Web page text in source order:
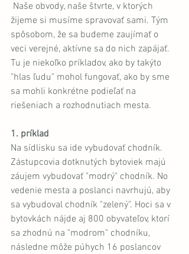
žijeme si musíme spravovať sami. Tým
spôsobom, že sa budeme zaujímať o
veci verejné, aktívne sa do nich zapájať.
Tu je niekoľko príkladov, ako by takýto
"hlas ľudu" mohol fungovať, ako by sme
sa mohli konkrétne podieľať na
riešeniach a rozhodnutiach mesta.
1. príklad
Na sídlisku sa ide vybudovať chodník.
Zástupcovia dotknutých bytoviek majú
záujem vybudovať "modrý" chodník. No
vedenie mesta a poslanci navrhujú, aby
sa vybudoval chodník "zelený". Hoci sa v
bytovkách nájde aj 800 obyvateľov, ktorí
sa zhodnú na "modrom" chodníku,
následne môže púhych 16 poslancov